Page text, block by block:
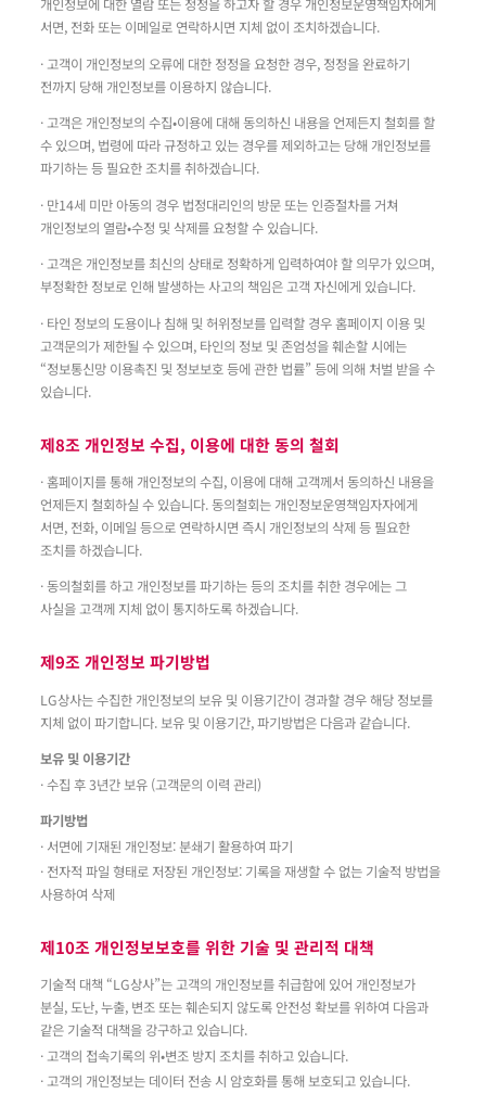
개인정보에 대한 열람 또는 정정을 하고자 할 경우 개인정보운영책임자에게
서면, 전화 또는 이메일로 연락하시면 지체 없이 조치하겠습니다.
· 고객이 개인정보의 오류에 대한 정정을 요청한 경우, 정정을 완료하기
전까지 당해 개인정보를 이용하지 않습니다.
· 고객은 개인정보의 수집•이용에 대해 동의하신 내용을 언제든지 철회를 할
수 있으며, 법령에 따라 규정하고 있는 경우를 제외하고는 당해 개인정보를
파기하는 등 필요한 조치를 취하겠습니다.
· 만14세 미만 아동의 경우 법정대리인의 방문 또는 인증절차를 거쳐
개인정보의 열람•수정 및 삭제를 요청할 수 있습니다.
· 고객은 개인정보를 최신의 상태로 정확하게 입력하여야 할 의무가 있으며,
부정확한 정보로 인해 발생하는 사고의 책임은 고객 자신에게 있습니다.
· 타인 정보의 도용이나 침해 및 허위정보를 입력할 경우 홈페이지 이용 및
고객문의가 제한될 수 있으며, 타인의 정보 및 존엄성을 훼손할 시에는
“정보통신망 이용촉진 및 정보보호 등에 관한 법률” 등에 의해 처벌 받을 수
있습니다.
제8조 개인정보 수집, 이용에 대한 동의 철회
· 홈페이지를 통해 개인정보의 수집, 이용에 대해 고객께서 동의하신 내용을
언제든지 철회하실 수 있습니다. 동의철회는 개인정보운영책임자자에게
서면, 전화, 이메일 등으로 연락하시면 즉시 개인정보의 삭제 등 필요한
조치를 하겠습니다.
· 동의철회를 하고 개인정보를 파기하는 등의 조치를 취한 경우에는 그
사실을 고객께 지체 없이 통지하도록 하겠습니다.
제9조 개인정보 파기방법
LG상사는 수집한 개인정보의 보유 및 이용기간이 경과할 경우 해당 정보를
지체 없이 파기합니다. 보유 및 이용기간, 파기방법은 다음과 같습니다.
보유 및 이용기간
· 수집 후 3년간 보유 (고객문의 이력 관리)
파기방법
· 서면에 기재된 개인정보: 분쇄기 활용하여 파기
· 전자적 파일 형태로 저장된 개인정보: 기록을 재생할 수 없는 기술적 방법을
사용하여 삭제
제10조 개인정보보호를 위한 기술 및 관리적 대책
기술적 대책 “LG상사”는 고객의 개인정보를 취급함에 있어 개인정보가
분실, 도난, 누출, 변조 또는 훼손되지 않도록 안전성 확보를 위하여 다음과
같은 기술적 대책을 강구하고 있습니다.
· 고객의 접속기록의 위•변조 방지 조치를 취하고 있습니다.
· 고객의 개인정보는 데이터 전송 시 암호화를 통해 보호되고 있습니다.